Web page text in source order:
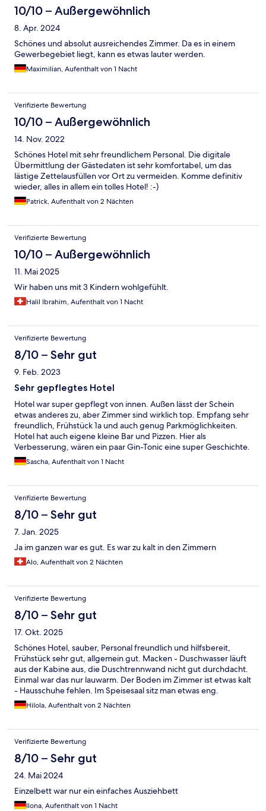
10/10 – Außergewöhnlich
8. Apr. 2024
Schönes und absolut ausreichendes Zimmer. Da es in einem
Gewerbegebiet liegt, kann es etwas lauter werden.
Maximilian, Aufenthalt von 1 Nacht
Verifizierte Bewertung
10/10 – Außergewöhnlich
14. Nov. 2022
Schönes Hotel mit sehr freundlichem Personal. Die digitale
Übermittlung der Gästedaten ist sehr komfortabel, um das
lästige Zettelausfüllen vor Ort zu vermeiden. Komme definitiv
wieder, alles in allem ein tolles Hotel! :-)
Patrick, Aufenthalt von 2 Nächten
Verifizierte Bewertung
10/10 – Außergewöhnlich
11. Mai 2025
Wir haben uns mit 3 Kindern wohlgefühlt.
Halil Ibrahim, Aufenthalt von 1 Nacht
Verifizierte Bewertung
8/10 – Sehr gut
9. Feb. 2023
Sehr gepflegtes Hotel
Hotel war super gepflegt von innen. Außen lässt der Schein
etwas anderes zu, aber Zimmer sind wirklich top. Empfang sehr
freundlich, Frühstück 1a und auch genug Parkmöglichkeiten.
Hotel hat auch eigene kleine Bar und Pizzen. Hier als
Verbesserung, wären ein paar Gin-Tonic eine super Geschichte.
Sascha, Aufenthalt von 1 Nacht
Verifizierte Bewertung
8/10 – Sehr gut
7. Jan. 2025
Ja im ganzen war es gut. Es war zu kalt in den Zimmern
Alo, Aufenthalt von 2 Nächten
Verifizierte Bewertung
8/10 – Sehr gut
17. Okt. 2025
Schönes Hotel, sauber, Personal freundlich und hilfsbereit,
Frühstück sehr gut, allgemein gut. Macken - Duschwasser läuft
aus der Kabine aus, die Duschtrennwand nicht gut durchdacht.
Einmal war das nur lauwarm. Der Boden im Zimmer ist etwas kalt
- Hausschuhe fehlen. Im Speisesaal sitz man etwas eng.
Hilola, Aufenthalt von 2 Nächten
Verifizierte Bewertung
8/10 – Sehr gut
24. Mai 2024
Einzelbett war nur ein einfaches Ausziehbett
Ilona, Aufenthalt von 1 Nacht